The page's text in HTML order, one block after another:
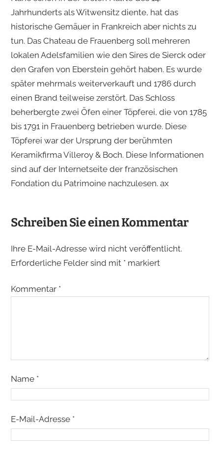
Jahrhunderts als Witwensitz diente, hat das
historische Gemäuer in Frankreich aber nichts zu
tun. Das Chateau de Frauenberg soll mehreren
lokalen Adelsfamilien wie den Sires de Sierck oder
den Grafen von Eberstein gehört haben. Es wurde
später mehrmals weiterverkauft und 1786 durch
einen Brand teilweise zerstört. Das Schloss
beherbergte zwei Öfen einer Töpferei, die von 1785
bis 1791 in Frauenberg betrieben wurde. Diese
Töpferei war der Ursprung der berühmten
Keramikfirma Villeroy & Boch. Diese Informationen
sind auf der Internetseite der französischen
Fondation du Patrimoine nachzulesen. ax
Schreiben Sie einen Kommentar
Ihre E-Mail-Adresse wird nicht veröffentlicht.
Erforderliche Felder sind mit *markiert
Kommentar *
Name *
E-Mail-Adresse *